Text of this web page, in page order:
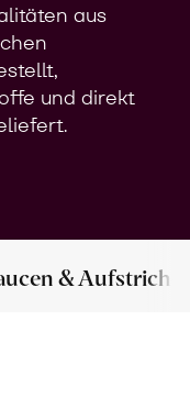
aus
und direkt
& Aufstriche